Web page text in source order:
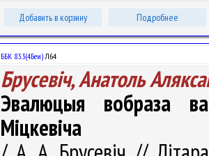
Добавить в корзину Подробнее
ББК 83.3(4Беи)Л64
Брусевіч, Анатоль
Эвалюцыя вобраза
Міцкевіча